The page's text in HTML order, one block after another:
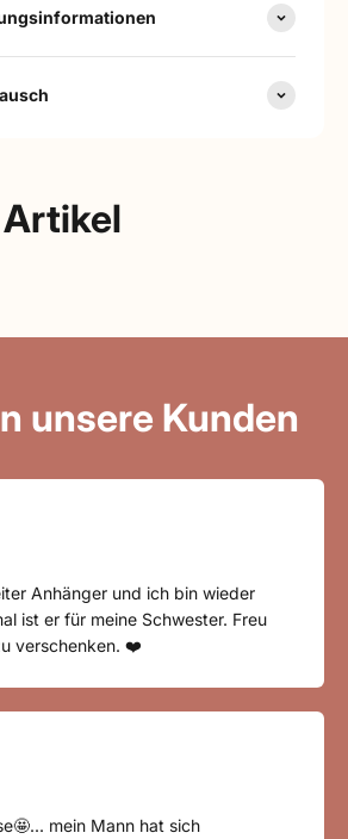
Anhänger und ich bin wieder
ist er für meine Schwester. Freu
verschenken. ❤️
mein Mann hat sich